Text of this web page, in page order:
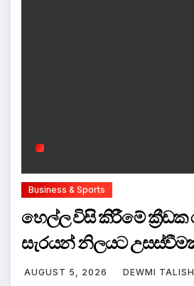
Business & Sports
හෙල්ල විසි කිරීමේ ක්‍රීඩක
සැරයන් නිලයට
AUGUST 5, 2026 DEWMI